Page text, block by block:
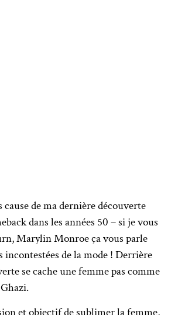
de ma dernière découverte
dans les années 50 – si je vous
Marylin Monroe ça vous parle
incontestées de la mode ! Derrière
se cache une femme pas comme